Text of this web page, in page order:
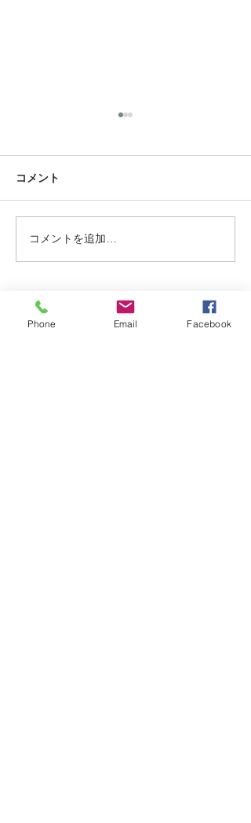
リース。
コメント
コメントを追加…
Phone Email Facebook